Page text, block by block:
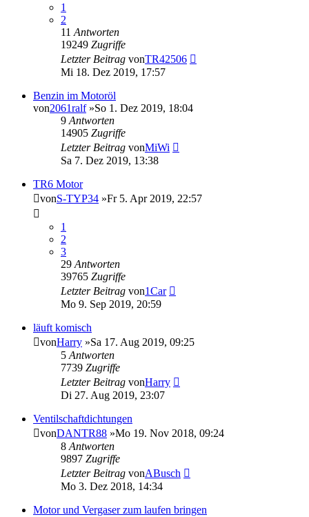
1
2
11 Antworten
19249 Zugriffe
Letzter Beitrag vonTR42506
Mi 18. Dez 2019, 17:57
Benzin im Motoröl
von2061ralf»So 1. Dez 2019, 18:04
9 Antworten
14905 Zugriffe
Letzter Beitrag vonMiWi
Sa 7. Dez 2019, 13:38
TR6 Motor
vonS-TYP34 »Fr 5. Apr 2019, 22:57
1
2
3
29 Antworten
39765 Zugriffe
Letzter Beitrag von1Car
Mo 9. Sep 2019, 20:59
läuft komisch
vonHarry »Sa 17. Aug 2019, 09:25
5 Antworten
7739 Zugriffe
Letzter Beitrag vonHarry
Di 27. Aug 2019, 23:07
Ventilschaftdichtungen
vonDANTR88 »Mo 19. Nov 2018, 09:24
8 Antworten
9897 Zugriffe
Letzter Beitrag vonABusch
Mo 3. Dez 2018, 14:34
Motor und Vergaser zum laufen bringen